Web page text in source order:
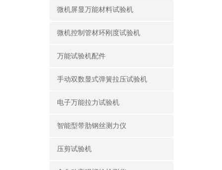
微机屏显万能材料试验机
微机控制管材环刚度试验机
万能试验机配件
手动双数显式弹簧拉压试验机
电子万能拉力试验机
智能型带肋钢丝测力仪
压剪试验机